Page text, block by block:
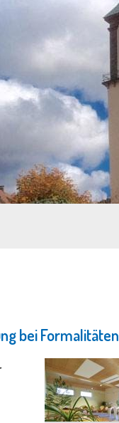
bei Formalitäten